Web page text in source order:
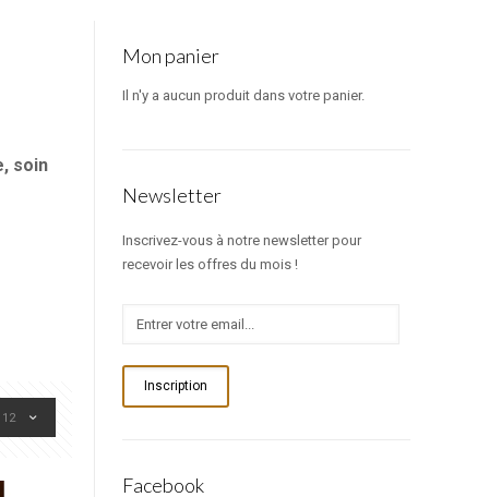
soin
12
Mon panier
Il n'y a aucun produit dans votre panier.
Newsletter
Inscrivez-vous à notre newsletter pour
recevoir les offres du mois !
Inscription
Facebook